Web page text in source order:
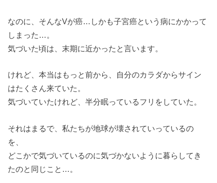
なのに、そんなVが癌… しかも子宮癌という病にかかって
しまった…。
気づいた頃は、 末期に近かったと言います。
けれど、本当はもっと前から、 自分のカラダからサイン
はたくさん来ていた。
気づいていたけれど、半分眠っているフリをしていた。
それはまるで、私たちが地球が壊されていっているの
を、
どこかで気づいているのに気づかないように暮らしてき
たのと同じこと…。